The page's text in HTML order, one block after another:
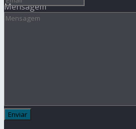
Mensagem